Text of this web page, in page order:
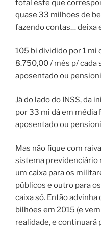
total este que
quase 33 milhões de
fazendo contas… deixa
105 bi dividido por 1 mi
8.750,00 / mês p/
aposentado ou
Já do lado do INSS, da
por 33 mi dá em média
aposentado ou
Mas não fique com
sistema previdenciário
um caixa para os
públicos e outro para
caixa só. Então
bilhões em 2015 (e
realidade, e continuará